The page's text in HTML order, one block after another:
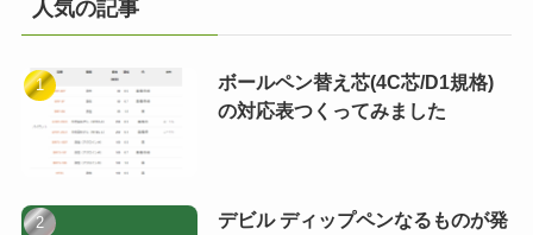
人気の記事
ボールペン替え芯(4C芯/D1規格)
の対応表つくってみました
デビル ディップペンなるものが発